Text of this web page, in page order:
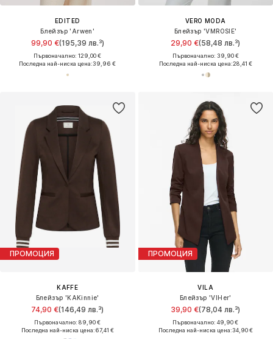
EDITED
Блейзър 'Arwen'
99,90 €(195,39 лв.³)
Първоначално: 129,00 €
Последна най-ниска цена:39,96 €
VERO MODA
Блейзър 'VMROSIE'
29,90 €(58,48 лв.³)
Първоначално: 39,90 €
Последна най-ниска цена:28,41 €
ПРОМОЦИЯ
KAFFE
Блейзър 'KAKinnie'
74,90 €(146,49 лв.³)
Първоначално: 89,90 €
Последна най-ниска цена:67,41 €
ПРОМОЦИЯ
VILA
Блейзър 'VIHer'
39,90 €(78,04 лв.³)
Първоначално: 49,90 €
Последна най-ниска цена:34,90 €